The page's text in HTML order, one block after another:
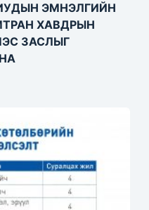
ЭМНЭЛГИЙН
ХАВДРЫН
ЗАСЛЫГ